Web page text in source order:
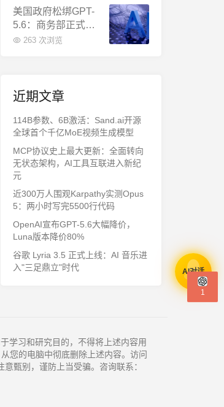
编程模型
美国政府松绑GPT-
5.6：商务部正式放
行，OpenAI本周全
263 次浏览
近期文章
114B参数、6B激活：Sand.ai开源
全球首个千亿MoE视频生成模型
MCP协议史上最大更新：全面转向
无状态架构，AI工具互联进入新纪
元
近300万人围观Karpathy实测Opus
5：两小时写完5500行代码
OpenAI宣布GPT-5.6大幅降价，
Luna版本降价80%
谷歌 Lyria 3.5 正式上线：AI 音乐进
入"三足鼎立"时代
学习和研究目的，不得将上述内容用
您的电脑中彻底删除上述内容。访问
甄别，谨防上当受骗。咨询联系：
1
AI对话